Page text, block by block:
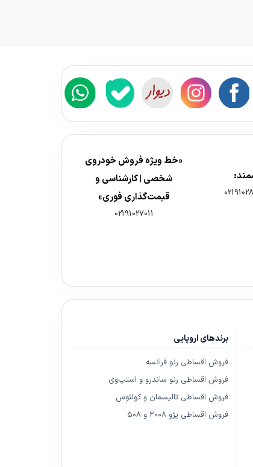
«خط ویژه فروش خودروی
شخصی | کارشناسی و
قیمت‌گذاری فوری»
02191027011
برندهای اروپایی
فروش اقساطی رنو فرانسه
فروش اقساطی رنو ساندرو و استپ‌وی
فروش اقساطی تالیسمان و کولئوس
فروش اقساطی پژو ۲۰۰۸ و ۵۰۸